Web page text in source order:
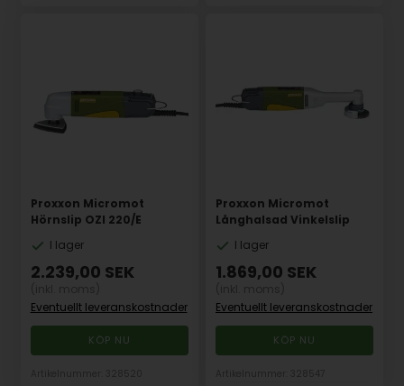
Proxxon Micromot
Hörnslip OZI 220/E
I lager
2.239,00 SEK
Eventuellt leveranskostnader
Proxxon Micromot
Långhalsad Vinkelslip
I lager
1.869,00 SEK
Eventuellt leveranskostnader